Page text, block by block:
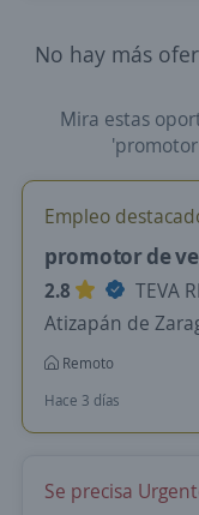
No hay más
Mira estas
Empleo
promotor de
2.8
TEVA
Atizapán de
Remoto
Hace 3 días
Se precisa